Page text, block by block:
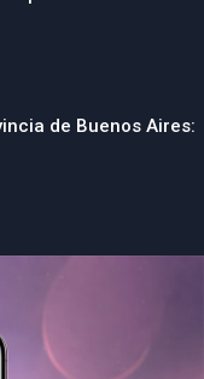
de Buenos Aires: